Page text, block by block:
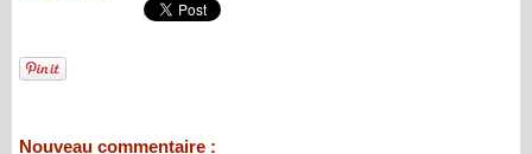
Nouveau commentaire :